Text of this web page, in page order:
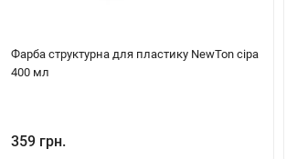
Фарба структурна для пластику NewTon сіра
400 мл
359 грн.